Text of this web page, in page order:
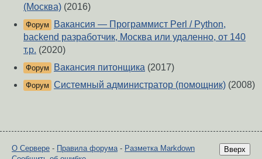
(Москва) (2016)
Форум
Вакансия — Программист Perl / Python,
backend разработчик, Москва или удаленно, от 140
т.р. (2020)
Форум Вакансия питонщика (2017)
Форум Системный администратор (помощник) (2008)
Вверх
О Сервере - Правила форума- Разметка Markdown